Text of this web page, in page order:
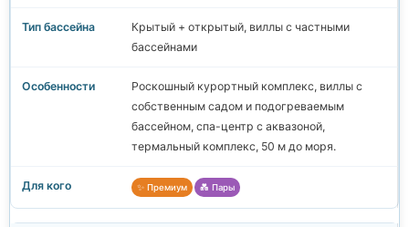
Крытый + открытый, виллы с частными
бассейнами
Роскошный курортный комплекс, виллы с
собственным садом и подогреваемым
бассейном, спа-центр с аквазоной,
термальный комплекс, 50 м до моря.
✨ Премиум 💑 Пары